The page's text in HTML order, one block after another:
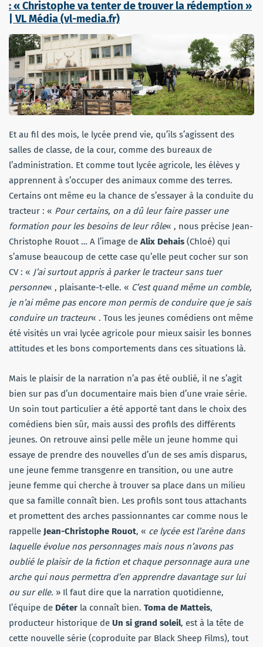
: « Christophe va tenter de trouver la rédemption »
| VL Média (vl-media.fr)
Et au fil des mois, le lycée prend vie, qu’ils s’agissent des
salles de classe, de la cour, comme des bureaux de
l’administration. Et comme tout lycée agricole, les élèves y
apprennent à s’occuper des animaux comme des terres.
Certains ont même eu la chance de s’essayer à la conduite du
tracteur : « Pour certains, on a dû leur faire passer une
formation pour les besoins de leur rôle« , nous précise Jean-
Christophe Rouot … A l’image de Alix Dehais (Chloé) qui
s’amuse beaucoup de cette case qu’elle peut cocher sur son
CV : « J’ai surtout appris à parker le tracteur sans tuer
personne« , plaisante-t-elle. « C’est quand même un comble,
je n’ai même pas encore mon permis de conduire que je sais
conduire un tracteur« . Tous les jeunes comédiens ont même
été visités un vrai lycée agricole pour mieux saisir les bonnes
attitudes et les bons comportements dans ces situations là.
Mais le plaisir de la narration n’a pas été oublié, il ne s’agit
bien sur pas d’un documentaire mais bien d’une vraie série.
Un soin tout particulier a été apporté tant dans le choix des
comédiens bien sûr, mais aussi des profils des différents
jeunes. On retrouve ainsi pelle mêle un jeune homme qui
essaye de prendre des nouvelles d’un de ses amis disparus,
une jeune femme transgenre en transition, ou une autre
jeune femme qui cherche à trouver sa place dans un milieu
que sa famille connaît bien. Les profils sont tous attachants
et promettent des arches passionnantes car comme nous le
rappelle Jean-Christophe Rouot, « ce lycée est l’arène dans
laquelle évolue nos personnages mais nous n’avons pas
oublié le plaisir de la fiction et chaque personnage aura une
arche qui nous permettra d’en apprendre davantage sur lui
ou sur elle. » Il faut dire que la narration quotidienne,
l’équipe de Déter la connaît bien. Toma de Matteis,
producteur historique de Un si grand soleil, est à la tête de
cette nouvelle série (coproduite par Black Sheep Films), tout